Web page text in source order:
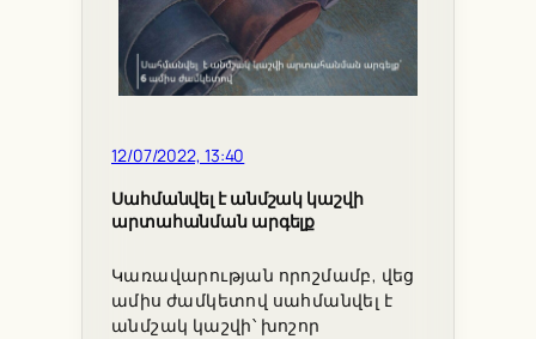
12/07/2022, 13:40
Սահմանվել է անմշակ կաշվի
արտահանման արգելք
Կառավարության որոշմամբ, վեց
ամիս ժամկետով սահմանվել է
անմշակ կաշվի՝ խոշոր